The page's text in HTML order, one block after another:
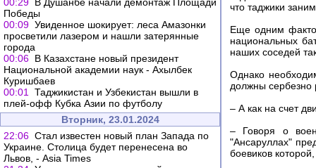
Победы
00:09 Увиденное шокирует: леса Амазонки
просветили лазером и нашли затерянные
города
00:06 В Казахстане новый президент
Национальной академии наук - Ахылбек
Куришбаев
00:01
Таджикистан и Узбекистан вышли в
плей-офф Кубка Азии по футболу
Вторник, 23.01.2024
22:06 Стал известен новый план Запада по
Украине. Столица будет перенесена во
Львов, - Asia Times
что таджики
Еще одним
национальных
наших соседей
Однако
должны сербезно
– А как на счет
– Говоря о
"Ансаруллах"
боевиков